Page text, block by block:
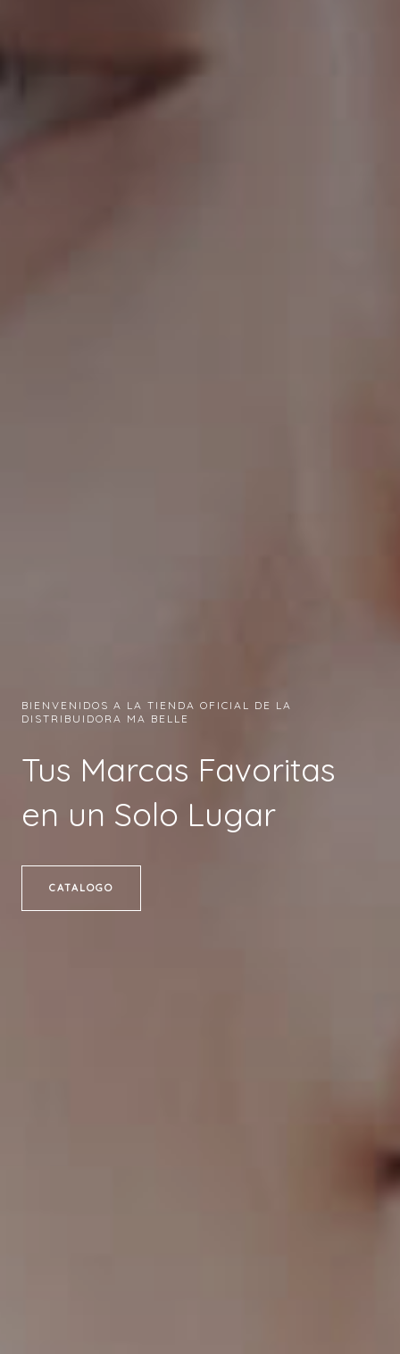
BIENVENIDOS A LA TIENDA OFICIAL DE LA
DISTRIBUIDORA MA BELLE
Tus Marcas Favoritas
en un Solo Lugar
CATALOGO